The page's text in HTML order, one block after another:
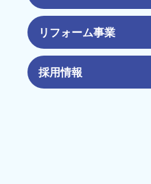
リフォーム事業
採用情報